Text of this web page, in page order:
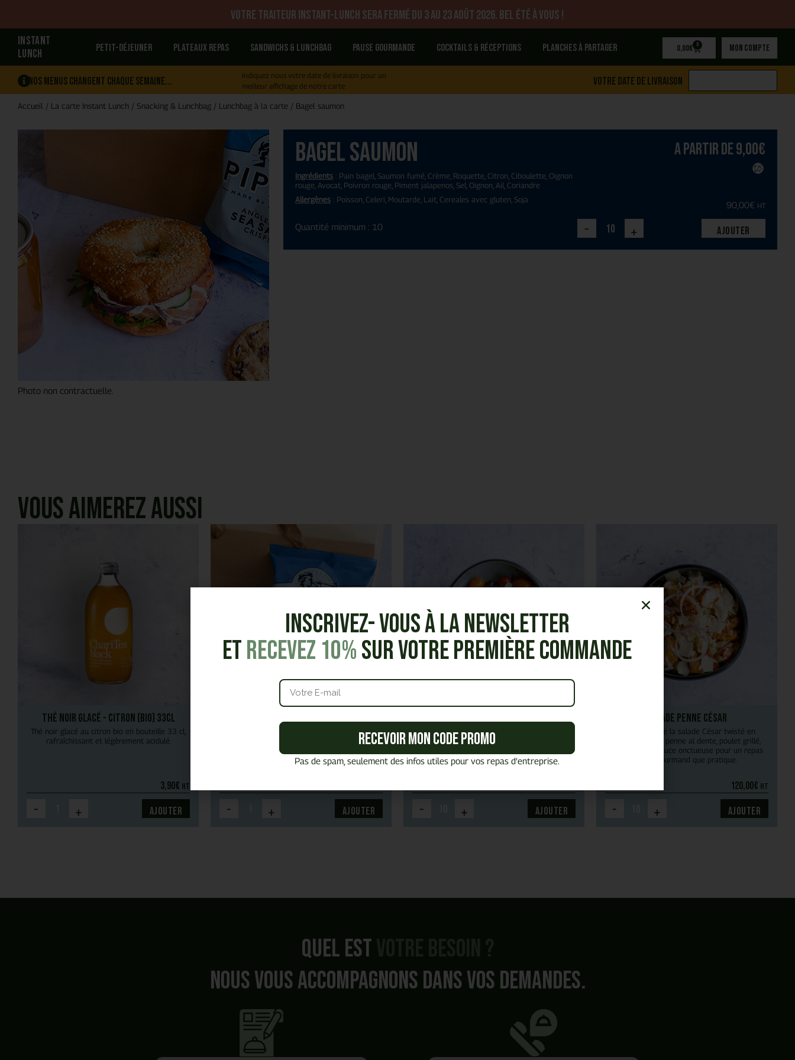
Votre traiteur Instant-Lunch sera fermé du 3 au 23 août 2026. Bel été à vous !
INSTANT
LUNCH
Petit-déjeuner Plateaux repas Sandwichs & Lunchbag Pause gourmande Cocktails & réceptions Planches à partager 0,00€ 0 Mon compte
Nos menus changent chaque semaine...
Indiquez nous votre date de livraison pour un
meilleur affichage de notre carte
Votre date de livraison
Accueil / La carte Instant Lunch / Snacking & Lunchbag / Lunchbag à la carte / Bagel saumon
Photo non contractuelle.
Bagel saumon
Ingrédients : Pain bagel, Saumon fumé, Crème, Roquette, Citron, Ciboulette, Oignon
rouge, Avocat, Poivron rouge, Piment jalapenos, Sel, Oignon, Ail, Coriandre
Allergènes : Poisson, Celeri, Moutarde, Lait, Cereales avec gluten, Soja
Quantité minimum : 10
A partir de9,00€
90,00€ HT
- + Ajouter
Vous aimerez aussi
Thé Noir Glacé - Citron (bio) 33cl
Thé noir glacé au citron bio en bouteille 33 cl,
rafraîchissant et légèrement acidulé.
3,90€ HT
- + Ajouter - + Ajouter
Une salade ensoleillée qui sent bon l’Italie :
burrata crémeuse, tomates anciennes juteuses
fraîcheur.
- + Ajouter
Salade Penne César
Le meilleur de la salade César twisté en
version pasta : penne al dente, poulet grillé,
parmesan et sauce onctueuse pour un repas
aussi gourmand que pratique.
120,00€ HT
- + Ajouter
Quel est
Nous vous accompagnons dans vos demandes.
Inscrivez- vous à la Newsletter
etRecevez 10%sur votre première commande
Recevoir mon code promo
Pas de spam, seulement des infos utiles pour vos repas d’entreprise.